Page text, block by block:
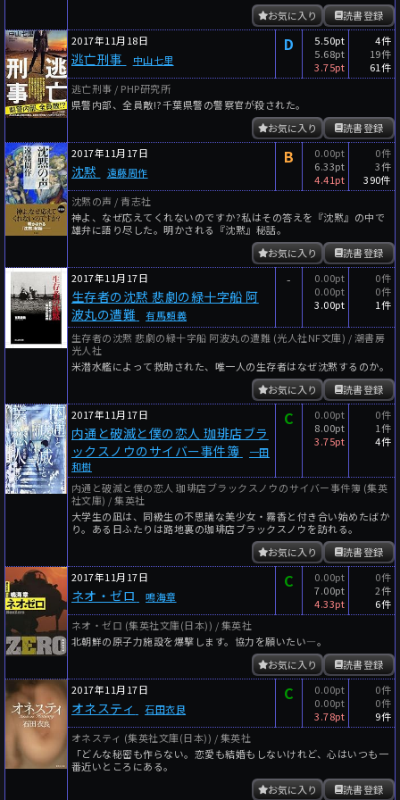
読書登録
お気に入り
2017年11月18日
逃亡刑事 中山七里
D
5.50pt
5.68pt
3.75pt
4件
19件
61件
逃亡刑事 / PHP研究所
県警内部、全員敵!?千葉県警の警察官が殺された。
読書登録
お気に入り
2017年11月17日
沈黙 遠藤周作
B
0.00pt
6.33pt
4.41pt
0件
3件
390件
沈黙の声 / 青志社
神よ、なぜ応えてくれないのですか?私はその答えを『沈黙』の中で
雄弁に語り尽した。明かされる『沈黙』秘話。
読書登録
お気に入り
2017年11月17日
生存者の沈黙 悲劇の緑十字船 阿
波丸の遭難
有馬頼義
-
0.00pt
0.00pt
3.00pt
0件
0件
1件
生存者の沈黙 悲劇の緑十字船 阿波丸の遭難 (光人社NF文庫) / 潮書房
光人社
米潜水艦によって救助された、唯一人の生存者はなぜ沈黙するのか。
読書登録
お気に入り
2017年11月17日
内通と破滅と僕の恋人 珈琲店ブラ
ックスノウのサイバー事件簿
一田
和樹
C
0.00pt
8.00pt
3.75pt
0件
1件
4件
内通と破滅と僕の恋人 珈琲店ブラックスノウのサイバー事件簿 (集英
社文庫) / 集英社
大学生の凪は、同級生の不思議な美少女・霧香と付き合い始めたばか
り。ある日ふたりは路地裏の珈琲店ブラックスノウを訪れる。
読書登録
お気に入り
2017年11月17日
ネオ・ゼロ 鳴海章
C
0.00pt
7.00pt
4.33pt
0件
2件
6件
ネオ・ゼロ (集英社文庫(日本)) / 集英社
北朝鮮の原子力施設を爆撃します。協力を願いたい―。
読書登録
お気に入り
2017年11月17日
オネスティ 石田衣良
C
0.00pt
0.00pt
3.78pt
0件
0件
9件
オネスティ (集英社文庫(日本)) / 集英社
「どんな秘密も作らない。恋愛も結婚もしないけれど、心はいつも一
番近いところにある。
読書登録
お気に入り